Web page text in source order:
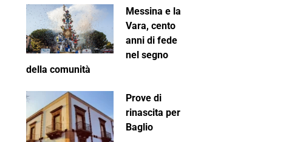
Messina e la
Vara, cento
anni di fede
nel segno
della comunità
Prove di
rinascita per
Baglio